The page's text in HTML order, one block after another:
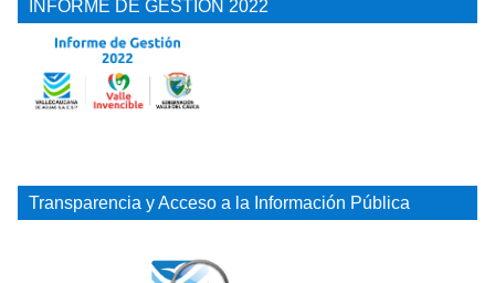
INFORME DE GESTIÓN 2022
Transparencia y Acceso a la Información Pública